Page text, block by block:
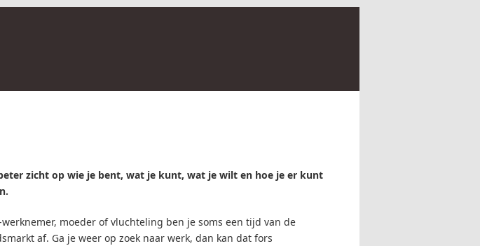
zicht op wie je bent, wat je kunt, wat je wilt en hoe je er kunt
werknemer, moeder of vluchteling ben je soms een tijd van de
af. Ga je weer op zoek naar werk, dan kan dat fors